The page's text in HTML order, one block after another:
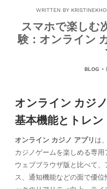
WRITTEN BY
スマホで楽しむ
験：オンライン
BLOG
オンライン カジ
基本機能とトレン
オンライン カジノ アプリ は
カジノゲームを楽しめる専
ウェブブラウザ版と比べて
ス、通知機能などの面で優